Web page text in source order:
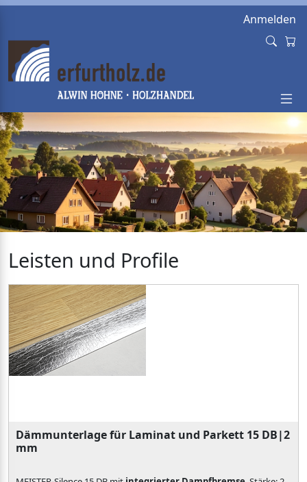
Anmelden
Leisten und Profile
Dämmunterlage für Laminat und Parkett 15 DB|2
mm